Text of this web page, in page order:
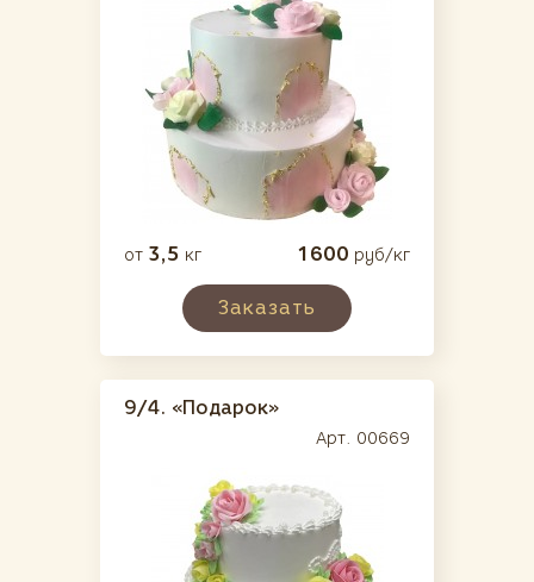
от 3,5 кг 1600 руб/кг
Заказать
9/4. «Подарок»
Арт. 00669